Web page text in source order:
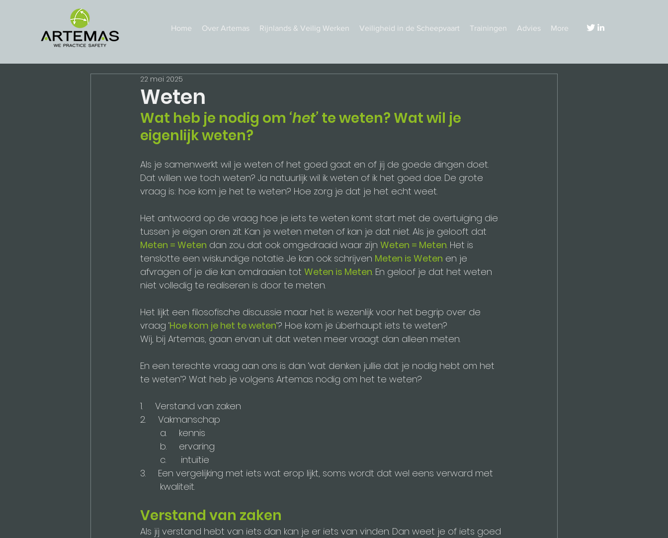
Home Over Artemas Rijnlands & Veilig Werken Veiligheid in de Scheepvaart Trainingen Advies More
Weten
22 mei 2025
Wat heb je nodig om ‘het’ te weten? Wat wil je
eigenlijk weten?
Als je samenwerkt wil je weten of het goed gaat en of jij de goede dingen doet.
Dat willen we toch weten? Ja natuurlijk wil ik weten of ik het goed doe. De grote
vraag is: hoe kom je het te weten? Hoe zorg je dat je het echt weet.
Het antwoord op de vraag hoe je iets te weten komt start met de overtuiging die
tussen je eigen oren zit. Kan je weten meten of kan je dat niet. Als je gelooft dat
Meten = Weten dan zou dat ook omgedraaid waar zijn Weten = Meten. Het is
tenslotte een wiskundige notatie. Je kan ook schrijven Meten is Weten en je
afvragen of je die kan omdraaien tot Weten is Meten. En geloof je dat het weten
niet volledig te realiseren is door te meten.
Het lijkt een filosofische discussie maar het is wezenlijk voor het begrip over de
vraag ‘Hoe kom je het te weten’? Hoe kom je überhaupt iets te weten?
Wij, bij Artemas, gaan ervan uit dat weten meer vraagt dan alleen meten.
En een terechte vraag aan ons is dan ‘wat denken jullie dat je nodig hebt om het
te weten’? Wat heb je volgens Artemas nodig om het te weten?
1.     Verstand van zaken
2.     Vakmanschap
	a.     kennis
	b.     ervaring
	c.      intuïtie
3.     Een vergelijking met iets wat erop lijkt, soms wordt dat wel eens verward met
	kwaliteit.
Verstand van zaken
Als jij verstand hebt van iets dan kan je er iets van vinden. Dan weet je of iets goed